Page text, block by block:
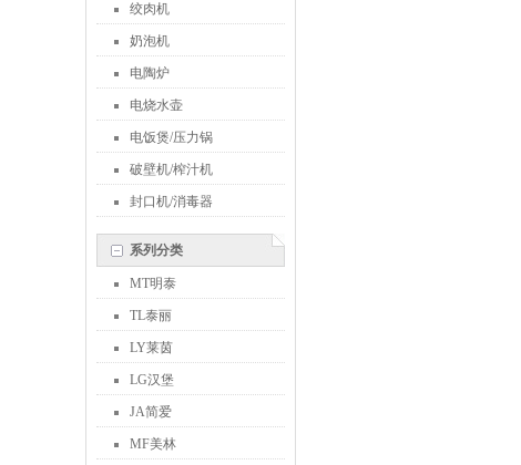
绞肉机
奶泡机
电陶炉
电烧水壶
电饭煲/压力锅
破壁机/榨汁机
封口机/消毒器
系列分类
MT明泰
TL泰丽
LY莱茵
LG汉堡
JA简爱
MF美林